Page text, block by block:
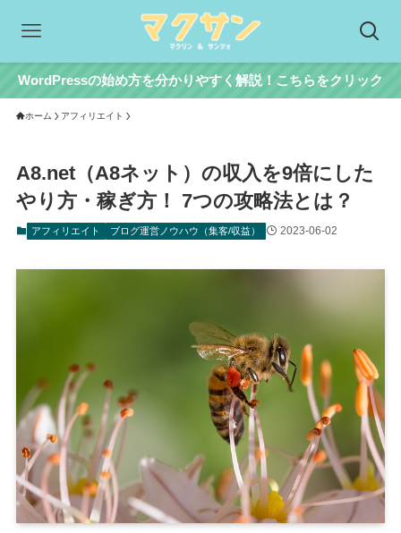
WordPressの始め方を分かりやすく解説！こちらをクリック
ホーム アフィリエイト
A8.net（A8ネット）の収入を9倍にした
やり方・稼ぎ方！ 7つの攻略法とは？
アフィリエイト ブログ運営ノウハウ（集客/収益） 2023-06-02